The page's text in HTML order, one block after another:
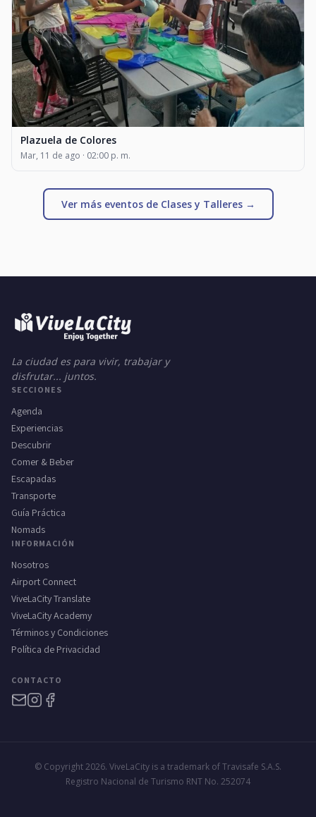
Plazuela de Colores
Mar, 11 de ago · 02:00 p. m.
Ver más eventos de Clases y Talleres →
La ciudad es para vivir, trabajar y
disfrutar... juntos.
SECCIONES
Agenda
Experiencias
Descubrir
Comer & Beber
Escapadas
Transporte
Guía Práctica
Nomads
INFORMACIÓN
Nosotros
Airport Connect
ViveLaCity Translate
ViveLaCity Academy
Términos y Condiciones
Política de Privacidad
CONTACTO
© Copyright 2026. ViveLaCity is a trademark of Travisafe S.A.S.
Registro Nacional de Turismo RNT No. 252074